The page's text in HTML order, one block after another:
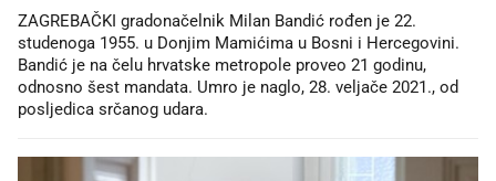
ZAGREBAČKI gradonačelnik Milan Bandić rođen je 22.
studenoga 1955. u Donjim Mamićima u Bosni i Hercegovini.
Bandić je na čelu hrvatske metropole proveo 21 godinu,
odnosno šest mandata. Umro je naglo, 28. veljače 2021., od
posljedica srčanog udara.